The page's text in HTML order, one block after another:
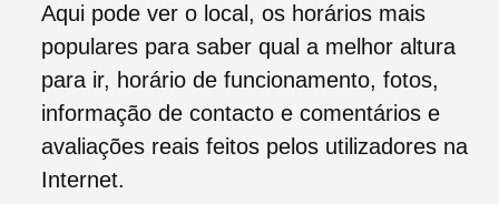
Aqui pode ver o local, os horários mais
populares para saber qual a melhor altura
para ir, horário de funcionamento, fotos,
informação de contacto e comentários e
avaliações reais feitos pelos utilizadores na
Internet.